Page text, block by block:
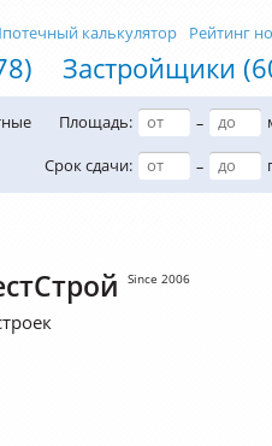
Застройщики
калькулятор Рейтинг
Площадь: –
Срок сдачи: –
Since 2006